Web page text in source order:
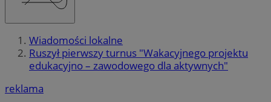
Wiadomości lokalne
Ruszył pierwszy turnus "Wakacyjnego projektu
edukacyjno – zawodowego dla aktywnych"
reklama